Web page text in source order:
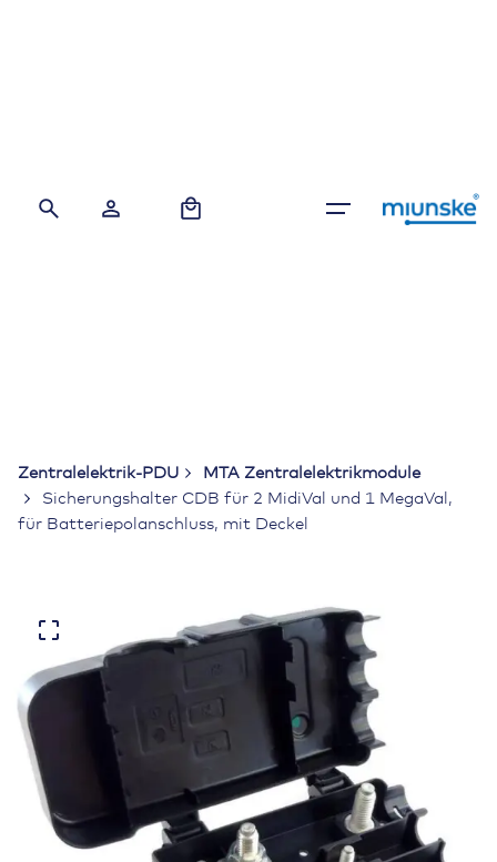
Zentralelektrik-PDU
MTA Zentralelektrikmodule
Sicherungshalter CDB für 2 MidiVal und 1 MegaVal,
für Batteriepolanschluss, mit Deckel